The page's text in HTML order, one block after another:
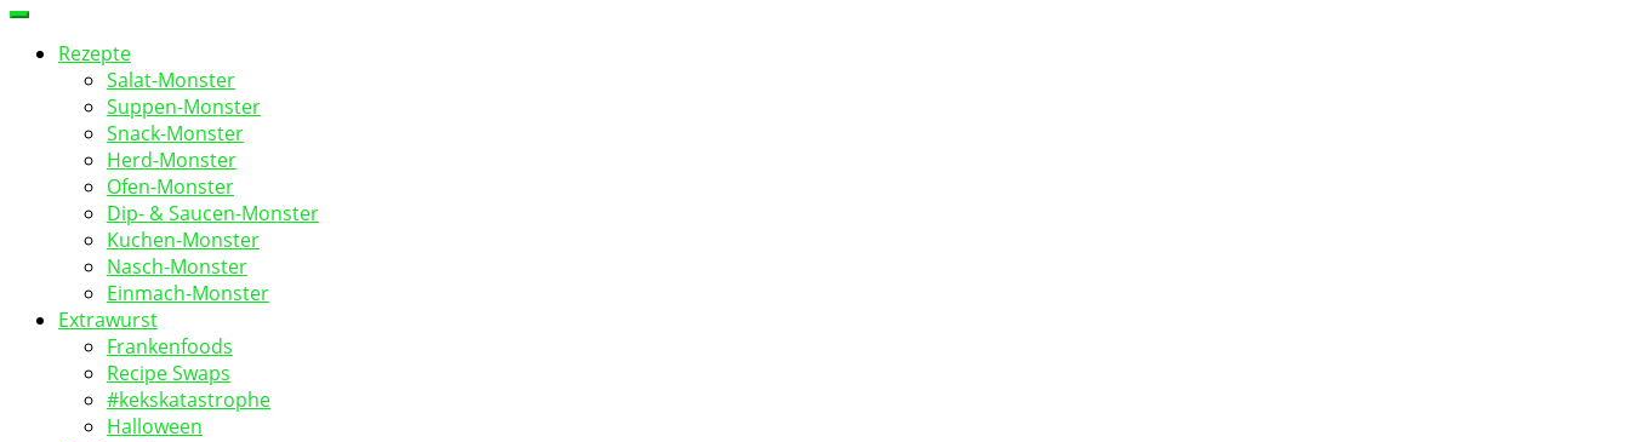
Rezepte
Salat-Monster
Suppen-Monster
Snack-Monster
Herd-Monster
Ofen-Monster
Dip- & Saucen-Monster
Kuchen-Monster
Nasch-Monster
Einmach-Monster
Extrawurst
Frankenfoods
Recipe Swaps
#kekskatastrophe
Halloween